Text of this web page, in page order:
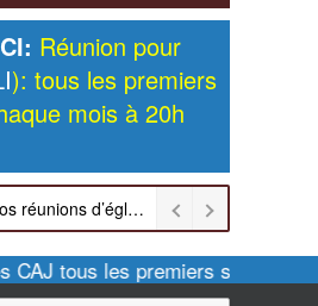
Réunion pour
): tous les premiers
mois à 20h
Actuellement nos réunions d’église sont retransmises sur ZOOM les dimanches à 11h et vendredis à 20h00
CAJ tous les premiers samedis